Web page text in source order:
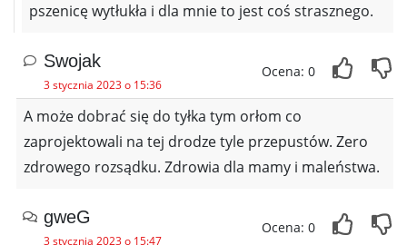
pszenicę wytłukła i dla mnie to jest coś strasznego.
Swojak
3 stycznia 2023 o 15:36
Ocena: 0
A może dobrać się do tyłka tym orłom co
zaprojektowali na tej drodze tyle przepustów. Zero
zdrowego rozsądku. Zdrowia dla mamy i maleństwa.
gweG
3 stycznia 2023 o 15:47
Ocena: 0